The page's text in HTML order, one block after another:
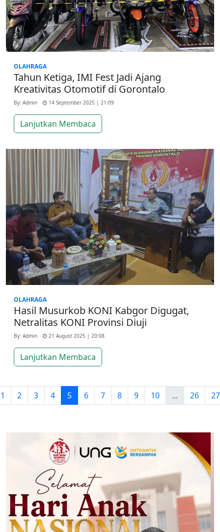
OLAHRAGA
Tahun Ketiga, IMI Fest Jadi Ajang
Kreativitas Otomotif di Gorontalo
By: Admin 14 September 2025 | 21:09
Lanjutkan Membaca
OLAHRAGA
Hasil Musurkob KONI Kabgor Digugat,
Netralitas KONI Provinsi Diuji
By: Admin 21 August 2025 | 20:08
Lanjutkan Membaca
1 2 3 4 5 6 7 8 9 10 ... 26 27